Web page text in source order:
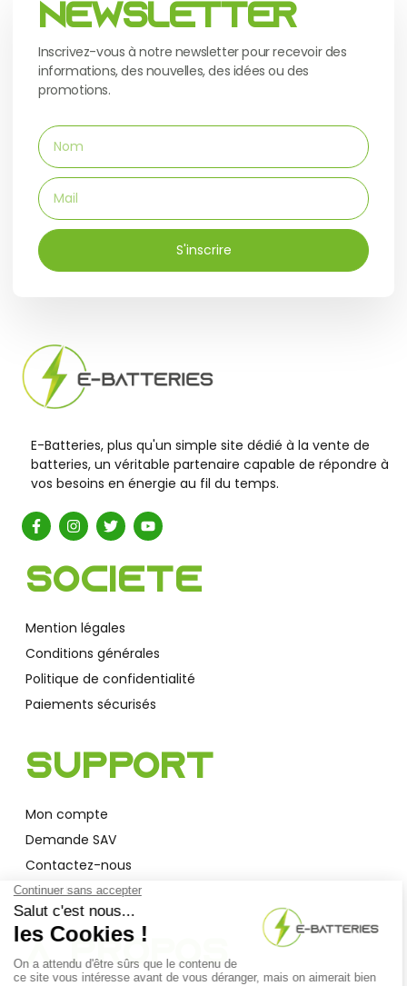
Newsletter
Inscrivez-vous à notre newsletter pour recevoir des
informations, des nouvelles, des idées ou des
promotions.
S'inscrire
E-Batteries, plus qu'un simple site dédié à la vente de
batteries, un véritable partenaire capable de répondre à
vos besoins en énergie au fil du temps.
Société
Mention légales
Conditions générales
Politique de confidentialité
Paiements sécurisés
Support
Mon compte
Demande SAV
Contactez-nous
Garantie
A Propos